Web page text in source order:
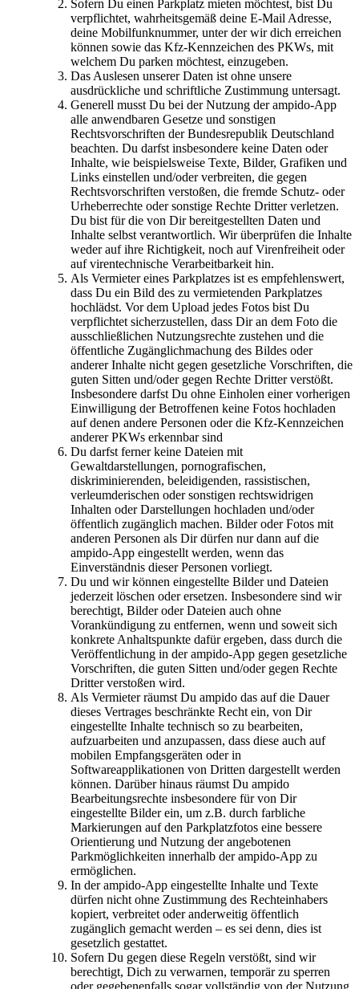
Sofern Du einen Parkplatz mieten möchtest, bist Du
verpflichtet, wahrheitsgemäß deine E-Mail Adresse,
deine Mobilfunknummer, unter der wir dich erreichen
können sowie das Kfz-Kennzeichen des PKWs, mit
welchem Du parken möchtest, einzugeben.
Das Auslesen unserer Daten ist ohne unsere
ausdrückliche und schriftliche Zustimmung untersagt.
Generell musst Du bei der Nutzung der ampido-App
alle anwendbaren Gesetze und sonstigen
Rechtsvorschriften der Bundesrepublik Deutschland
beachten. Du darfst insbesondere keine Daten oder
Inhalte, wie beispielsweise Texte, Bilder, Grafiken und
Links einstellen und/oder verbreiten, die gegen
Rechtsvorschriften verstoßen, die fremde Schutz- oder
Urheberrechte oder sonstige Rechte Dritter verletzen.
Du bist für die von Dir bereitgestellten Daten und
Inhalte selbst verantwortlich. Wir überprüfen die Inhalte
weder auf ihre Richtigkeit, noch auf Virenfreiheit oder
auf virentechnische Verarbeitbarkeit hin.
Als Vermieter eines Parkplatzes ist es empfehlenswert,
dass Du ein Bild des zu vermietenden Parkplatzes
hochlädst. Vor dem Upload jedes Fotos bist Du
verpflichtet sicherzustellen, dass Dir an dem Foto die
ausschließlichen Nutzungsrechte zustehen und die
öffentliche Zugänglichmachung des Bildes oder
anderer Inhalte nicht gegen gesetzliche Vorschriften, die
guten Sitten und/oder gegen Rechte Dritter verstößt.
Insbesondere darfst Du ohne Einholen einer vorherigen
Einwilligung der Betroffenen keine Fotos hochladen
auf denen andere Personen oder die Kfz-Kennzeichen
anderer PKWs erkennbar sind
Du darfst ferner keine Dateien mit
Gewaltdarstellungen, pornografischen,
diskriminierenden, beleidigenden, rassistischen,
verleumderischen oder sonstigen rechtswidrigen
Inhalten oder Darstellungen hochladen und/oder
öffentlich zugänglich machen. Bilder oder Fotos mit
anderen Personen als Dir dürfen nur dann auf die
ampido-App eingestellt werden, wenn das
Einverständnis dieser Personen vorliegt.
Du und wir können eingestellte Bilder und Dateien
jederzeit löschen oder ersetzen. Insbesondere sind wir
berechtigt, Bilder oder Dateien auch ohne
Vorankündigung zu entfernen, wenn und soweit sich
konkrete Anhaltspunkte dafür ergeben, dass durch die
Veröffentlichung in der ampido-App gegen gesetzliche
Vorschriften, die guten Sitten und/oder gegen Rechte
Dritter verstoßen wird.
Als Vermieter räumst Du ampido das auf die Dauer
dieses Vertrages beschränkte Recht ein, von Dir
eingestellte Inhalte technisch so zu bearbeiten,
aufzuarbeiten und anzupassen, dass diese auch auf
mobilen Empfangsgeräten oder in
Softwareapplikationen von Dritten dargestellt werden
können. Darüber hinaus räumst Du ampido
Bearbeitungsrechte insbesondere für von Dir
eingestellte Bilder ein, um z.B. durch farbliche
Markierungen auf den Parkplatzfotos eine bessere
Orientierung und Nutzung der angebotenen
Parkmöglichkeiten innerhalb der ampido-App zu
ermöglichen.
In der ampido-App eingestellte Inhalte und Texte
dürfen nicht ohne Zustimmung des Rechteinhabers
kopiert, verbreitet oder anderweitig öffentlich
zugänglich gemacht werden – es sei denn, dies ist
gesetzlich gestattet.
Sofern Du gegen diese Regeln verstößt, sind wir
berechtigt, Dich zu verwarnen, temporär zu sperren
oder gegebenenfalls sogar vollständig von der Nutzung